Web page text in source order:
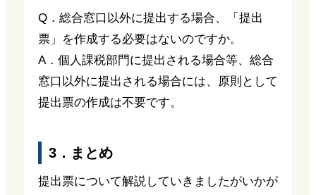
Q．総合窓口以外に提出する場合、「提出
票」を作成する必要はないのですか。
A．個人課税部門に提出される場合等、総合
窓口以外に提出される場合には、原則として
提出票の作成は不要です。
3．まとめ
提出票について解説していきましたがいかが